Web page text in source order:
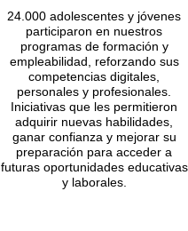
24.000 adolescentes y jóvenes
participaron en nuestros
programas de formación y
empleabilidad, reforzando sus
competencias digitales,
personales y profesionales.
Iniciativas que les permitieron
adquirir nuevas habilidades,
ganar confianza y mejorar su
preparación para acceder a
futuras oportunidades educativas
y laborales.